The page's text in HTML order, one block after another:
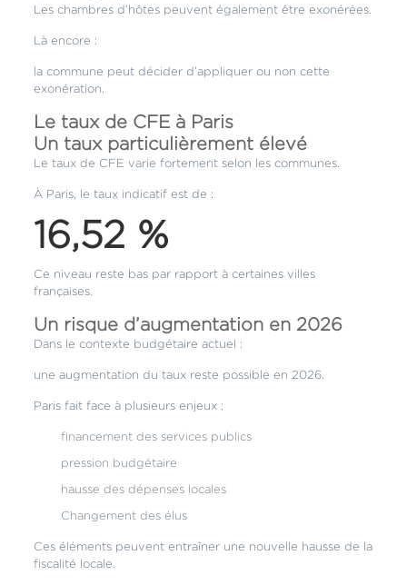
Les chambres d’hôtes peuvent également être exonérées.
Là encore :
la commune peut décider d’appliquer ou non cette
exonération.
Le taux de CFE à Paris
Un taux particulièrement élevé
Le taux de CFE varie fortement selon les communes.
À Paris, le taux indicatif est de :
16,52 %
Ce niveau reste bas par rapport à certaines villes
françaises.
Un risque d’augmentation en 2026
Dans le contexte budgétaire actuel :
une augmentation du taux reste possible en 2026.
Paris fait face à plusieurs enjeux :
financement des services publics
pression budgétaire
hausse des dépenses locales
Changement des élus
Ces éléments peuvent entraîner une nouvelle hausse de la
fiscalité locale.